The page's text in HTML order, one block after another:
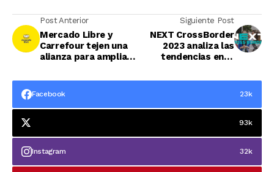
Post Anterior
Mercado Libre y
Carrefour tejen una
alianza para ampliar
Brasil
Siguiente Post
NEXT CrossBorder
2023 analiza las
tendencias en el
marketplaces
Facebook 23k
93k
Instagram 32k